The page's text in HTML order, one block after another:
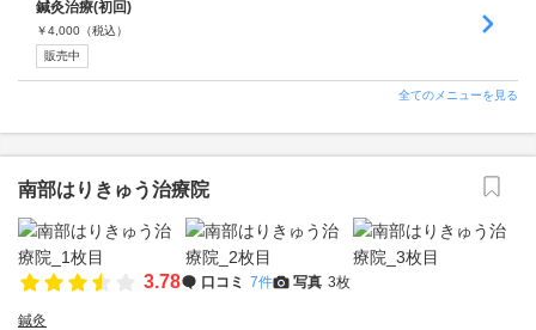
鍼灸治療(初回)
￥4,000 （税込）
販売中
全てのメニューを見る
南部はりきゅう治療院
3.78 口コミ 7件 写真 3枚
鍼灸